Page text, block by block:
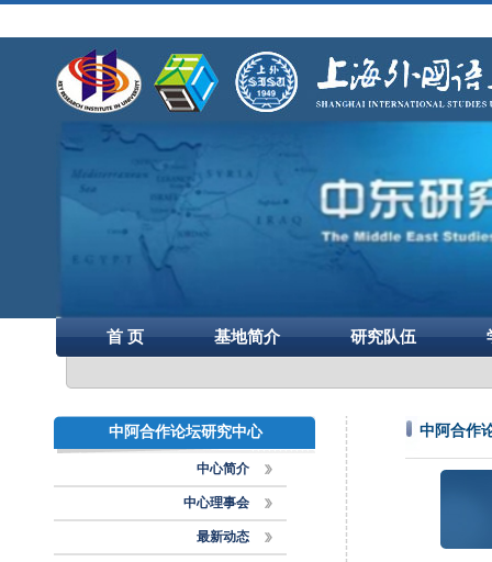
首 页 基地简介 研究队伍
中阿合作论坛研究中心
中心简介
中心理事会
最新动态
中阿合作